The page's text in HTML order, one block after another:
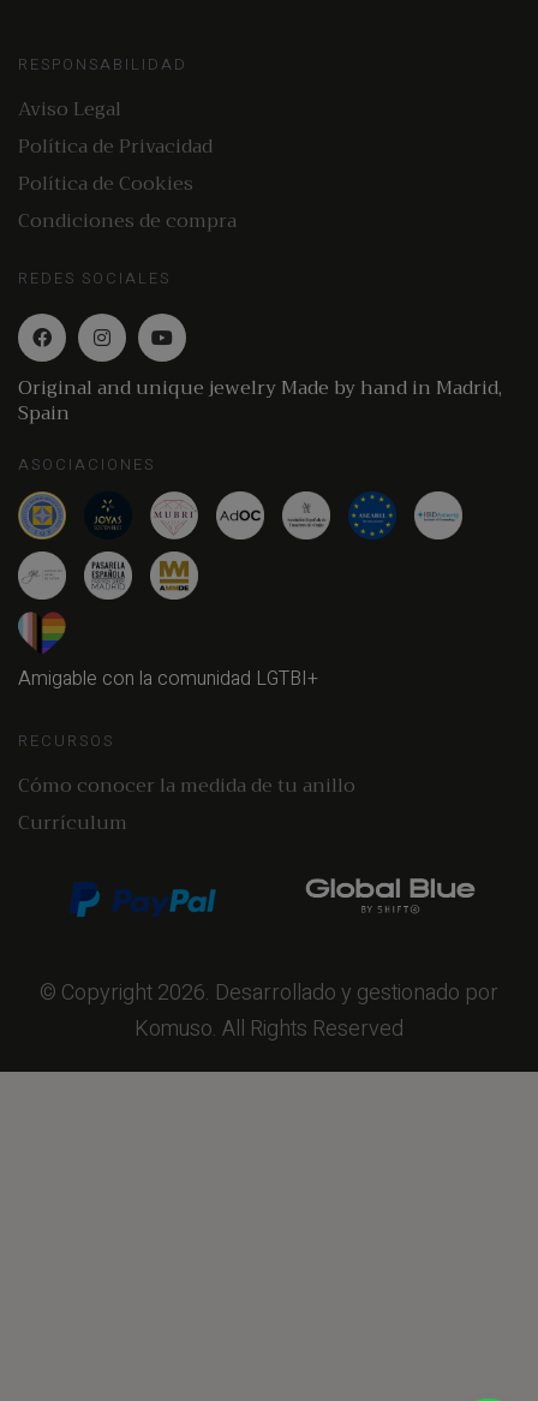
RESPONSABILIDAD
Aviso Legal
Política de Privacidad
Política de Cookies
Condiciones de compra
REDES SOCIALES
Original and unique jewelry Made by hand in Madrid,
Spain
ASOCIACIONES
Amigable con la comunidad LGTBI+
RECURSOS
Cómo conocer la medida de tu anillo
Currículum
© Copyright 2026. Desarrollado y gestionado por
Komuso. All Rights Reserved